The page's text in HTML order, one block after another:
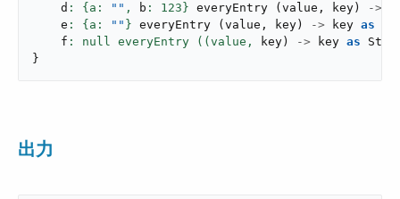
    d
: {a: "" , b : 123 } everyEntry ( value , key ) ->
    e
: {a: "" } everyEntry ( value , key ) -> key as
    f
: null everyEntry ((value, key ) -> key as
}
出力